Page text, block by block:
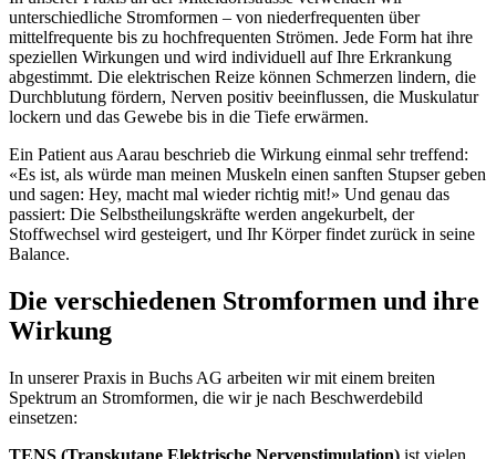
unterschiedliche Stromformen – von niederfrequenten über
mittelfrequente bis zu hochfrequenten Strömen. Jede Form hat ihre
speziellen Wirkungen und wird individuell auf Ihre Erkrankung
abgestimmt. Die elektrischen Reize können Schmerzen lindern, die
Durchblutung fördern, Nerven positiv beeinflussen, die Muskulatur
lockern und das Gewebe bis in die Tiefe erwärmen.
Ein Patient aus Aarau beschrieb die Wirkung einmal sehr treffend:
«Es ist, als würde man meinen Muskeln einen sanften Stupser geben
und sagen: Hey, macht mal wieder richtig mit!» Und genau das
passiert: Die Selbstheilungskräfte werden angekurbelt, der
Stoffwechsel wird gesteigert, und Ihr Körper findet zurück in seine
Balance.
Die verschiedenen Stromformen und ihre
Wirkung
In unserer Praxis in Buchs AG arbeiten wir mit einem breiten
Spektrum an Stromformen, die wir je nach Beschwerdebild
einsetzen:
TENS (Transkutane Elektrische Nervenstimulation) ist vielen